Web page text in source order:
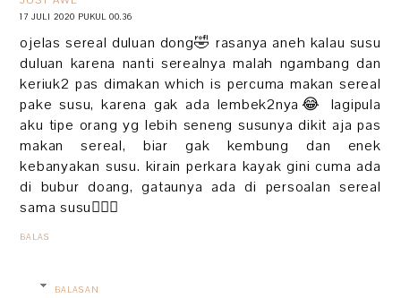
17 JULI 2020 PUKUL 00.36
ojelas sereal duluan dong🤣 rasanya aneh kalau susu
duluan karena nanti serealnya malah ngambang dan
keriuk2 pas dimakan which is percuma makan sereal
pake susu, karena gak ada lembek2nya😂 lagipula
aku tipe orang yg lebih seneng susunya dikit aja pas
makan sereal, biar gak kembung dan enek
kebanyakan susu. kirain perkara kayak gini cuma ada
di bubur doang, gataunya ada di persoalan sereal
sama susu🤦🏻‍♀️
BALAS
BALASAN